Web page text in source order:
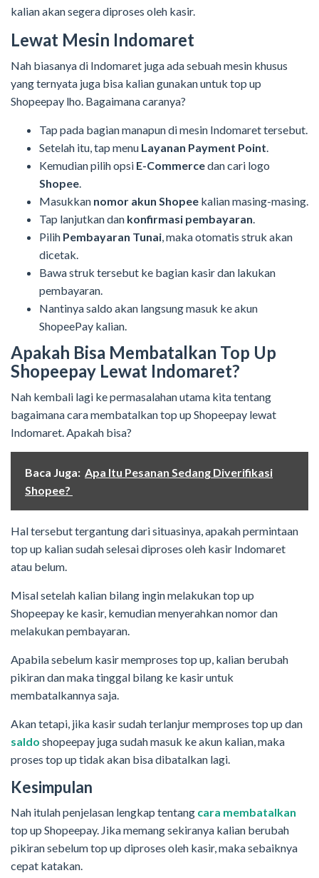
kalian akan segera diproses oleh kasir.
Lewat Mesin Indomaret
Nah biasanya di Indomaret juga ada sebuah mesin khusus
yang ternyata juga bisa kalian gunakan untuk top up
Shopeepay lho. Bagaimana caranya?
Tap pada bagian manapun di mesin Indomaret tersebut.
Setelah itu, tap menu Layanan Payment Point.
Kemudian pilih opsi E-Commercedan cari logo
Shopee.
Masukkan nomor akun Shopee kalian masing-masing.
Tap lanjutkan dan konfirmasi pembayaran.
Pilih Pembayaran Tunai, maka otomatis struk akan
dicetak.
Bawa struk tersebut ke bagian kasir dan lakukan
pembayaran.
Nantinya saldo akan langsung masuk ke akun
ShopeePay kalian.
Apakah Bisa Membatalkan Top Up
Shopeepay Lewat Indomaret?
Nah kembali lagi ke permasalahan utama kita tentang
bagaimana cara membatalkan top up Shopeepay lewat
Indomaret. Apakah bisa?
Baca Juga: Apa Itu Pesanan Sedang Diverifikasi
Shopee?
Hal tersebut tergantung dari situasinya, apakah permintaan
top up kalian sudah selesai diproses oleh kasir Indomaret
atau belum.
Misal setelah kalian bilang ingin melakukan top up
Shopeepay ke kasir, kemudian menyerahkan nomor dan
melakukan pembayaran.
Apabila sebelum kasir memproses top up, kalian berubah
pikiran dan maka tinggal bilang ke kasir untuk
membatalkannya saja.
Akan tetapi, jika kasir sudah terlanjur memproses top up dan
saldo shopeepay juga sudah masuk ke akun kalian, maka
proses top up tidak akan bisa dibatalkan lagi.
Kesimpulan
Nah itulah penjelasan lengkap tentang cara membatalkan
top up Shopeepay. Jika memang sekiranya kalian berubah
pikiran sebelum top up diproses oleh kasir, maka sebaiknya
cepat katakan.